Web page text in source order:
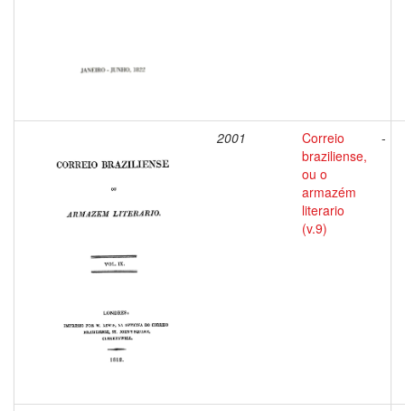
2001
Correio
braziliense,
ou o
armazém
literario
(v.9)
-